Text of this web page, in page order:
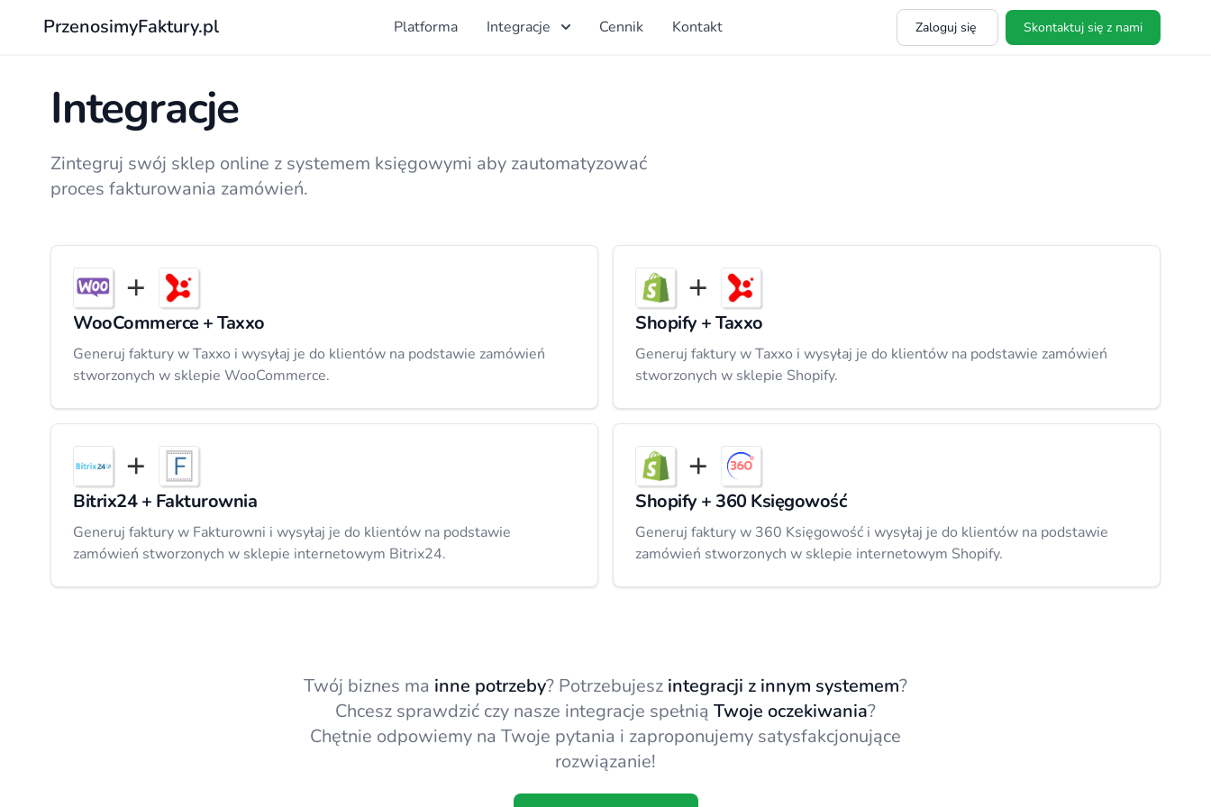
PrzenosimyFaktury.pl Zaloguj się Skontaktuj się z nami
Platforma Integracje Cennik Kontakt
Integracje
Zintegruj swój sklep online z systemem księgowymi aby zautomatyzować
proces fakturowania zamówień.
WooCommerce + Taxxo
Generuj faktury w Taxxo i wysyłaj je do klientów na podstawie zamówień
stworzonych w sklepie WooCommerce.
Shopify + Taxxo
Generuj faktury w Taxxo i wysyłaj je do klientów na podstawie zamówień
stworzonych w sklepie Shopify.
Bitrix24 + Fakturownia
Generuj faktury w Fakturowni i wysyłaj je do klientów na podstawie
zamówień stworzonych w sklepie internetowym Bitrix24.
Shopify + 360 Księgowość
Generuj faktury w 360 Księgowość i wysyłaj je do klientów na podstawie
zamówień stworzonych w sklepie internetowym Shopify.
Twój biznes ma inne potrzeby? Potrzebujesz integracji z innym systemem?
Chcesz sprawdzić czy nasze integracje spełnią Twoje oczekiwania?
Chętnie odpowiemy na Twoje pytania i zaproponujemy satysfakcjonujące
rozwiązanie!